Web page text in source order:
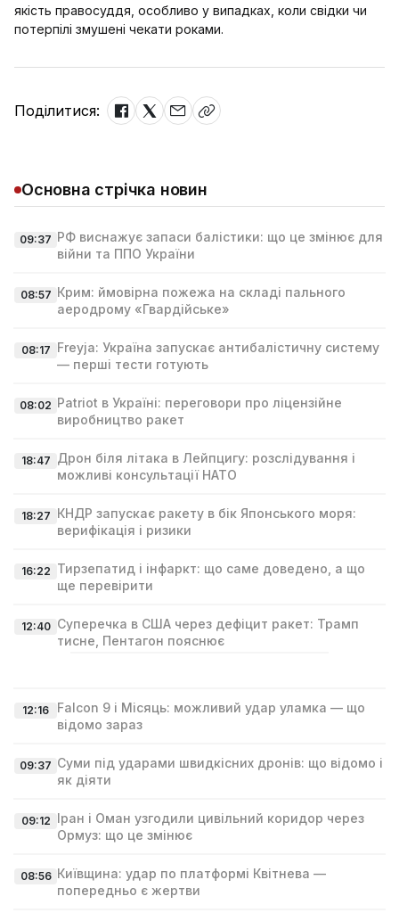
якість правосуддя, особливо у випадках, коли свідки чи
потерпілі змушені чекати роками.
Поділитися:
Основна стрічка новин
09:37 РФ виснажує запаси балістики: що це змінює для
війни та ППО України
08:57 Крим: ймовірна пожежа на складі пального
аеродрому «Гвардійське»
08:17 Freyja: Україна запускає антибалістичну систему
— перші тести готують
08:02 Patriot в Україні: переговори про ліцензійне
виробництво ракет
18:47 Дрон біля літака в Лейпцигу: розслідування і
можливі консультації НАТО
18:27 КНДР запускає ракету в бік Японського моря:
верифікація і ризики
16:22 Тирзепатид і інфаркт: що саме доведено, а що
ще перевірити
12:40 Суперечка в США через дефіцит ракет: Трамп
тисне, Пентагон пояснює
12:16
Falcon 9 і Місяць: можливий удар уламка — що
відомо зараз
09:37 Суми під ударами швидкісних дронів: що відомо і
як діяти
09:12 Іран і Оман узгодили цивільний коридор через
Ормуз: що це змінює
08:56 Київщина: удар по платформі Квітнева —
попередньо є жертви